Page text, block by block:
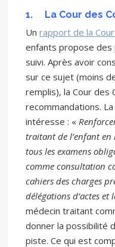
1. La Cour des
Unrapport de la
enfants propose des
suivi. Après avoir
sur ce sujet (moins
remplis), la Cour des
recommandations. La
intéresse : «
traitant de l’enfant
tous les examens
comme consultation
cahiers des charges
délégations d’actes et
médecin traitant
donner la possibilité
piste. Ce qui est